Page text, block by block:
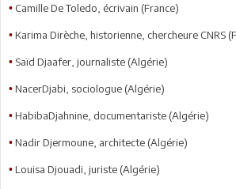
• Camille De Toledo, écrivain (France)
• Karima Dirèche, historienne, chercheure CNRS
• Saïd Djaafer, journaliste (Algérie)
• NacerDjabi, sociologue (Algérie)
• HabibaDjahnine, documentariste (Algérie)
• Nadir Djermoune, architecte (Algérie)
• Louisa Djouadi, juriste (Algérie)